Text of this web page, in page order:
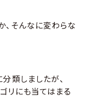
、そんなに変わらな
分類しましたが、
リにも当てはまる